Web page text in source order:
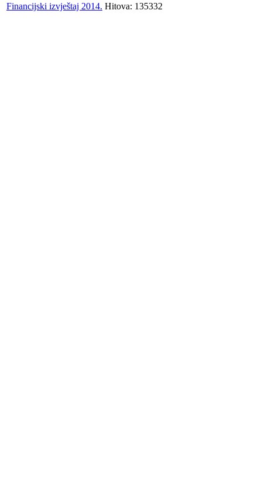
Financijski izvještaj 2014. Hitova: 135332